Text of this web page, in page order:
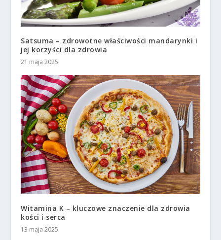
Satsuma – zdrowotne właściwości mandarynki i
jej korzyści dla zdrowia
21 maja 2025
Witamina K – kluczowe znaczenie dla zdrowia
kości i serca
13 maja 2025